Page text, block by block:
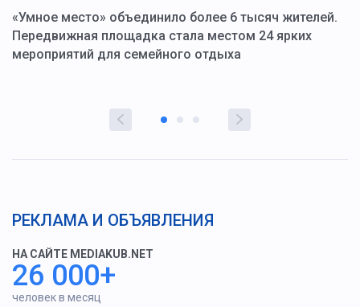
«Умное место» объединило более 6 тысяч жителей.
Передвижная площадка стала местом 24 ярких
мероприятий для семейного отдыха
РЕКЛАМА И ОБЪЯВЛЕНИЯ
НА САЙТЕ MEDIAKUB.NET
26 000+
человек в месяц